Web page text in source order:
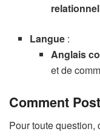
relationnel
Langue :
Anglais
et de
Comment
Pour toute question,